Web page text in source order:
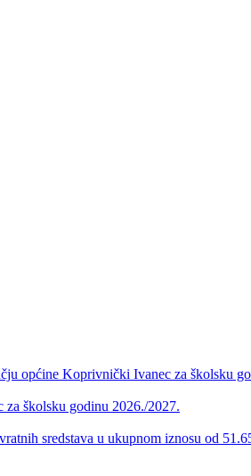
općine Koprivnički Ivanec za školsku
školsku godinu 2026./2027.
sredstava u ukupnom iznosu od